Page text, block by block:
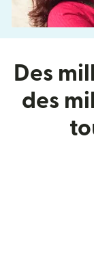
Des
des